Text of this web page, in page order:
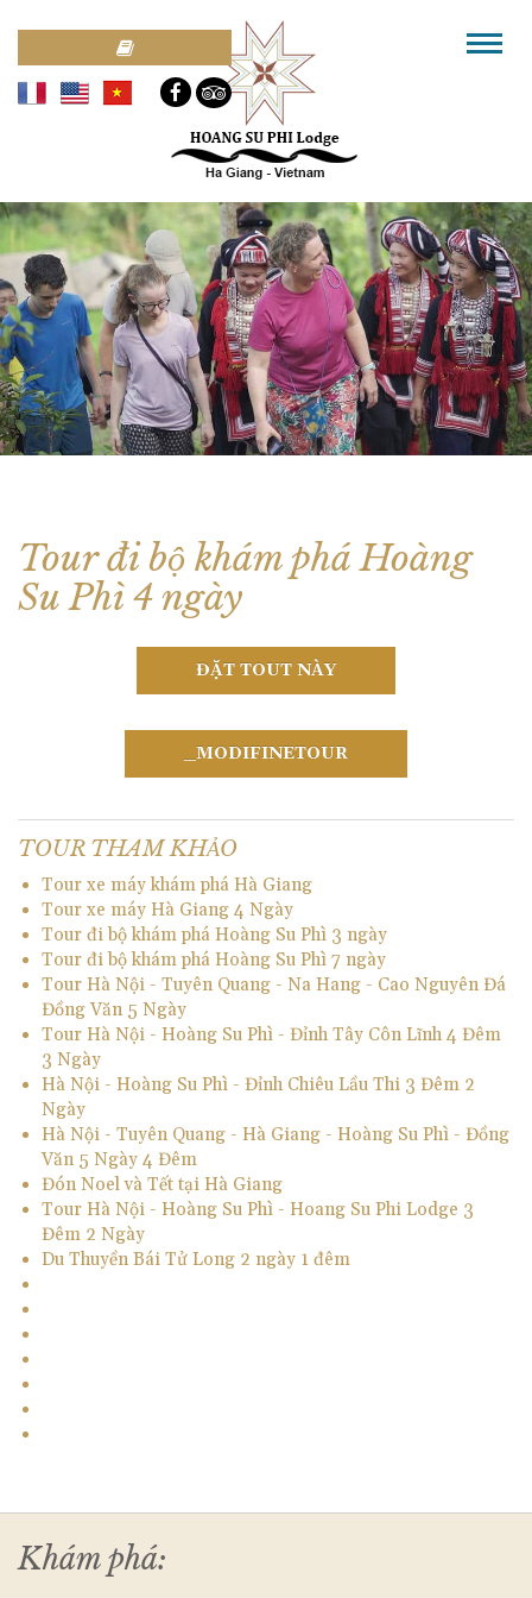
Tour đi bộ khám phá Hoàng
Su Phì 4 ngày
ĐẶT TOUT NÀY
_MODIFINETOUR
TOUR THAM KHẢO
Tour xe máy khám phá Hà Giang
Tour xe máy Hà Giang 4 Ngày
Tour đi bộ khám phá Hoàng Su Phì 3 ngày
Tour đi bộ khám phá Hoàng Su Phì 7 ngày
Tour Hà Nội - Tuyên Quang - Na Hang - Cao Nguyên Đá
Đồng Văn 5 Ngày
Tour Hà Nội - Hoàng Su Phì - Đỉnh Tây Côn Lĩnh 4 Đêm
3 Ngày
Hà Nội - Hoàng Su Phì - Đỉnh Chiêu Lầu Thi 3 Đêm 2
Ngày
Hà Nội - Tuyên Quang - Hà Giang - Hoàng Su Phì - Đồng
Văn 5 Ngày 4 Đêm
Đón Noel và Tết tại Hà Giang
Tour Hà Nội - Hoàng Su Phì - Hoang Su Phi Lodge 3
Đêm 2 Ngày
Du Thuyền Bái Tử Long 2 ngày 1 đêm
Khám phá: